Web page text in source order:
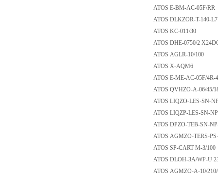
ATOS E-BM-AC-
ATOS DLKZOR-T-
ATOS KC-011/30
ATOS DHE-0750/2
ATOS AGLR-10/
ATOS X-AQM6
ATOS E-ME-AC-
ATOS QVHZO-A-
ATOS LIQZO-LES-
ATOS LIQZP-LES-
ATOS DPZO-TEB-
ATOS AGMZO-
ATOS SP-CART M-
ATOS DLOH-3A/
ATOS AGMZO-A-